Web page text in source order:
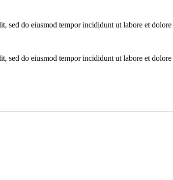
sed do eiusmod tempor incididunt ut labore et
sed do eiusmod tempor incididunt ut labore et